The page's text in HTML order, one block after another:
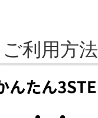
ご利用方法